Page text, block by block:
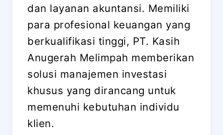
dan layanan akuntansi. Memiliki
para profesional keuangan yang
berkualifikasi tinggi, PT. Kasih
Anugerah Melimpah memberikan
solusi manajemen investasi
khusus yang dirancang untuk
memenuhi kebutuhan individu
klien.